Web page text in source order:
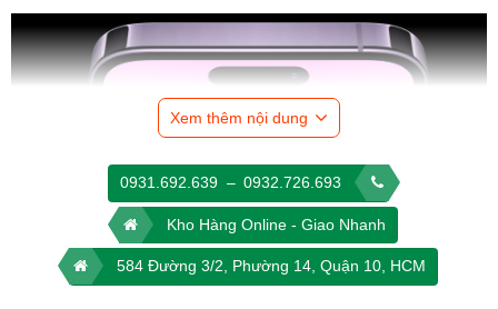
Xem thêm nội dung
0931.692.639 – 0932.726.693
Kho Hàng Online - Giao Nhanh
584 Đường 3/2, Phường 14, Quận 10, HCM